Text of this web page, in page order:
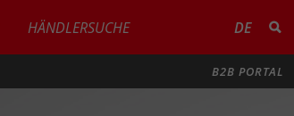
HÄNDLERSUCHE DE
B2B PORTAL